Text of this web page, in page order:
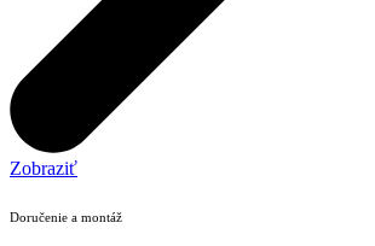
Zobraziť
Doručenie a montáž